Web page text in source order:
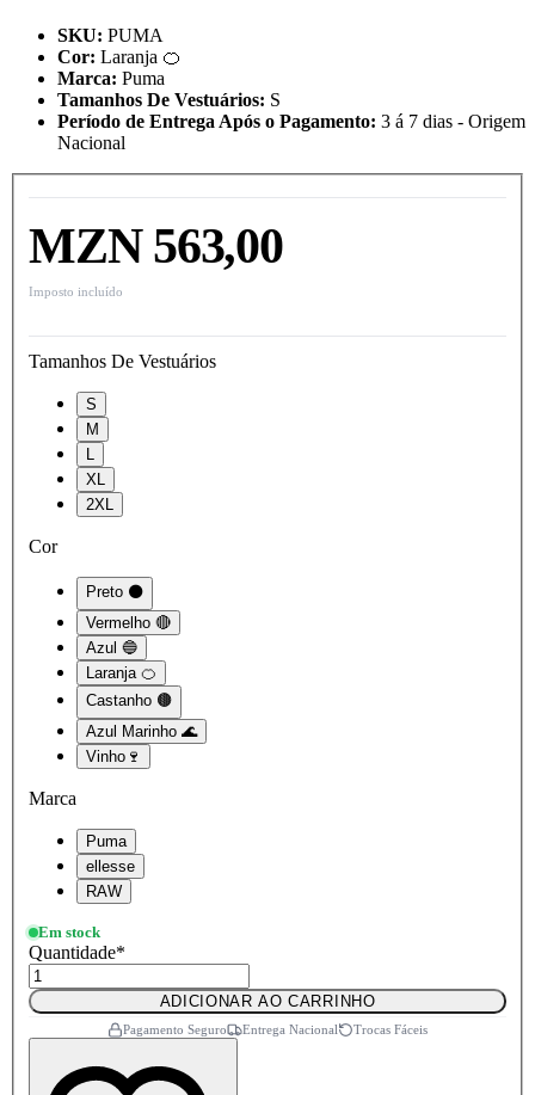
SKU: PUMA
Cor: Laranja 🍊
Marca: Puma
Tamanhos De Vestuários: S
Período de Entrega Após o Pagamento: 3 á 7 dias - Origem
Nacional
MZN 563,00
Imposto incluído
Tamanhos De Vestuários
S
M
L
XL
2XL
Cor
Preto ⚫
Vermelho 🔴
Azul 🔵
Laranja 🍊
Castanho 🟤
Azul Marinho 🌊
Vinho🍷
Marca
Puma
ellesse
RAW
Em stock
Quantidade*
ADICIONAR AO CARRINHO
Pagamento Seguro Entrega Nacional Trocas Fáceis